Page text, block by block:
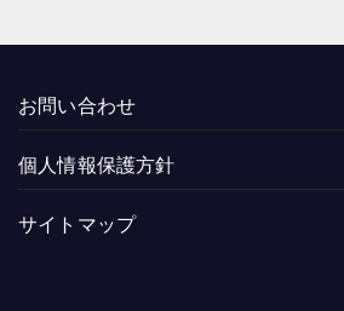
お問い合わせ
個人情報保護方針
サイトマップ